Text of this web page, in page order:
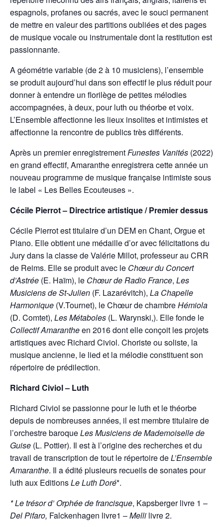
espagnols, profanes ou sacrés, avec le souci permanent
de mettre en valeur des partitions oubliées et des pages
de musique vocale ou instrumentale dont la restitution est
passionnante.
A géométrie variable (de 2 à 10 musiciens), l’ensemble
se produit aujourd’hui dans son effectif le plus réduit pour
donner à entendre un florilège de petites mélodies
accompagnées, à deux, pour luth ou théorbe et voix.
L’Ensemble affectionne les lieux insolites et intimistes et
affectionne la rencontre de publics très différents.
Après un premier enregistrementFunestes Vanités (2022)
en grand effectif, Amaranthe enregistrera cette année un
nouveau programme de musique française intimiste sous
le label « Les Belles Ecouteuses ».
Cécile Pierrot – Directrice artistique / Premier dessus
Cécile Pierrot est titulaire d’un DEM en Chant, Orgue et
Piano. Elle obtient une médaille d’or avec félicitations du
Jury dans la classe de Valérie Millot, professeur au CRR
de Reims. Elle se produit avec le Chœurdu Concert
d’Astrée (E. Haïm), le Chœur de Radio France, Les
Musiciens de St-Julien (F. Lazarévitch), La Chapelle
Harmonique (V.Tournet), le Chœur de chambreHémiola
(D. Comtet), LesMétaboles (L. Warynski,). Elle fonde le
CollectifAmarantheen 2016 dont elle conçoit les projets
artistiques avec Richard Civiol. Choriste ou soliste, la
musique ancienne, le lied et la mélodie constituent son
répertoire de prédilection.
Richard Civiol – Luth
Richard Civiol se passionne pour le luth et le théorbe
depuis de nombreuses années, il est membre titulaire de
l’orchestre baroqueLes Musiciens de Mademoiselle de
Guise (L. Pottier). Il est à l’origine des recherches et du
travail de transcription de tout le répertoire deL’Ensemble
Amaranthe. Il a édité plusieurs recueils de sonates pour
luth aux EditionsLe Luth Doré*.
* Le trésor d’ Orphée de francisque, Kapsberger livre 1 –
Del Pifaro, Falckenhagen livre1 –Melli livre 2.